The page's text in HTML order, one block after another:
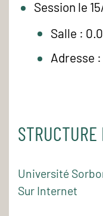
Session le
Salle :
Adresse
STRUCTURE
Université
Sur Internet